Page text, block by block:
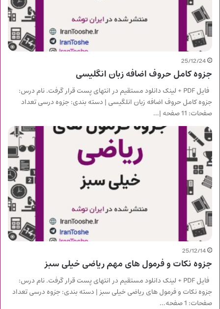
25/12/24
جزوه کامل حروف اضافه زبان انگلیسی
فایل PDF + لینک دانلود مستقیم در انتهای پست قرار گرفت. نام درس:
جزوه کامل حروف اضافه زبان انلگیسی | دسته بندی: جزوه درسی تعداد
صفحات: 11 صفحه |…
25/12/14
جزوه نکات و فرمول های مهم ریاضی خیلی سبز
فایل PDF + لینک دانلود مستقیم در انتهای پست قرار گرفت. نام درس:
جزوه نکات و فرمول های ریاضی خیلی سبز | دسته بندی: جزوه درسی تعداد
صفحات: 1 صفحه…